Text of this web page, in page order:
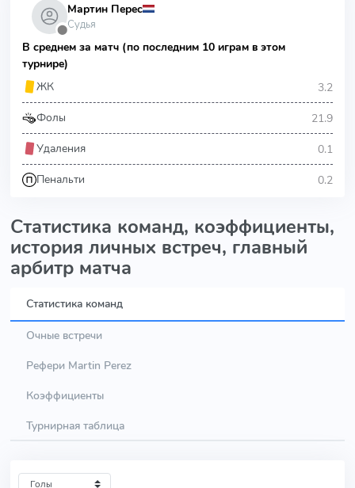
⬤
Мартин Перес
Судья
В среднем за матч (по последним 10 играм в этом
турнире)
ЖК
3.2
Фолы 21.9
Удаления 0.1
Пенальти 0.2
Статистика команд, коэффициенты,
история личных встреч, главный
арбитр матча
Статистика команд
Очные встречи
Рефери Martin Perez
Коэффициенты
Турнирная таблица